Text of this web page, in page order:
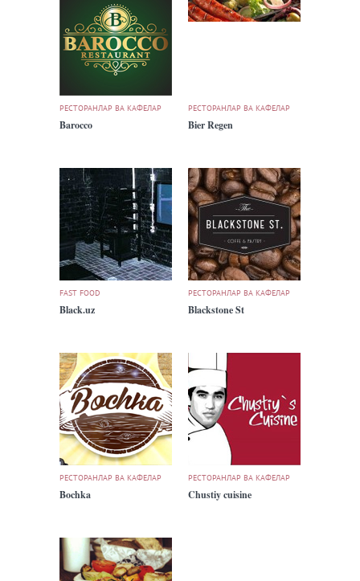
РЕСТОРАНЛАР ВА КАФЕЛАР
Barocco
РЕСТОРАНЛАР ВА КАФЕЛАР
Bier Regen
FAST FOOD
Black.uz
РЕСТОРАНЛАР ВА КАФЕЛАР
Blackstone St
РЕСТОРАНЛАР ВА КАФЕЛАР
Bochka
РЕСТОРАНЛАР ВА КАФЕЛАР
Chustiy cuisine